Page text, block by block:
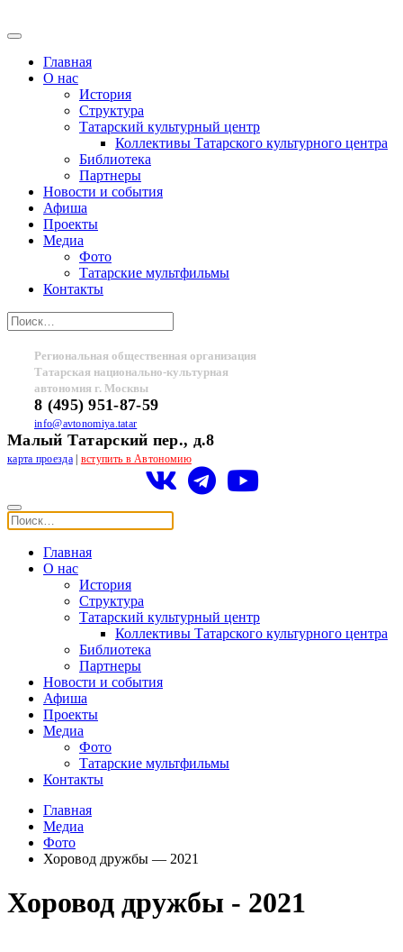
Главная
О нас
История
Структура
Татарский культурный центр
Коллективы Татарского культурного центра
Библиотека
Партнеры
Новости и события
Афиша
Проекты
Медиа
Фото
Татарские мультфильмы
Контакты
Региональная общественная организация
Татарская национально-культурная
автономия г. Москвы
8 (495) 951-87-59
info@avtonomiya.tatar
Малый Татарский пер., д.8
карта проезда| вступить в Автономию
Главная
О нас
История
Структура
Татарский культурный центр
Коллективы Татарского культурного центра
Библиотека
Партнеры
Новости и события
Афиша
Проекты
Медиа
Фото
Татарские мультфильмы
Контакты
Главная
Медиа
Фото
Хоровод дружбы — 2021
Хоровод дружбы - 2021